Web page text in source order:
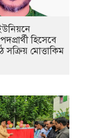
হিসেবে
সক্রিয় মোত্তাকিম